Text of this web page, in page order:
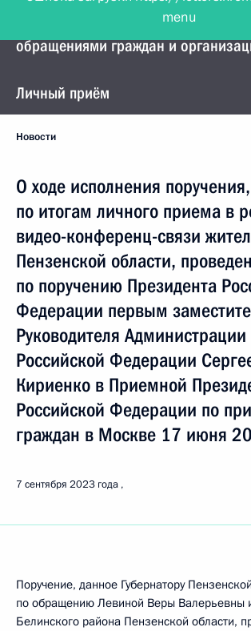
Управление Президента по работе с
обращениями граждан и
Личный приём
Новости
О ходе исполнения
по итогам личного приема в
видео-конференц-связи
Пензенской области,
по поручению Президента
Федерации первым
Руководителя
Российской Федерации
Кириенко в Приемной
Российской Федерации по
граждан в Москве 17 июня
7 сентября 2023 года
Поручение, данное Губернатору
по обращению Левиной Веры Валерьевны
Белинского района Пензенской области,